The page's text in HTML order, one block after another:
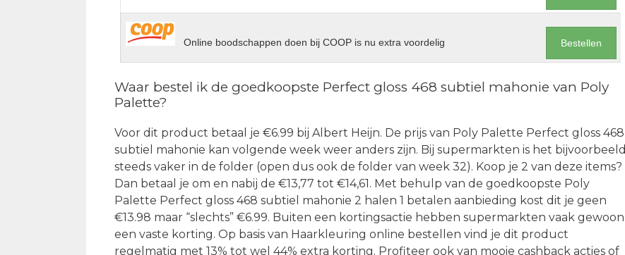
Online boodschappen doen bij COOP is nu extra voordelig Bestellen
Waar bestel ik de goedkoopste Perfect gloss 468 subtiel mahonie van Poly
Palette?
Voor dit product betaal je €6.99 bij Albert Heijn. De prijs van Poly Palette Perfect gloss 468
subtiel mahonie kan volgende week weer anders zijn. Bij supermarkten is het bijvoorbeeld
steeds vaker in de folder (open dus ook de folder van week 32). Koop je 2 van deze items?
Dan betaal je om en nabij de €13,77 tot €14,61. Met behulp van de goedkoopste Poly
Palette Perfect gloss 468 subtiel mahonie 2 halen 1 betalen aanbieding kost dit je geen
€13.98 maar “slechts” €6.99. Buiten een kortingsactie hebben supermarkten vaak gewoon
een vaste korting. Op basis van Haarkleuring online bestellen vind je dit product
regelmatig met 13% tot wel 44% extra korting. Profiteer ook van mooie cashback acties of